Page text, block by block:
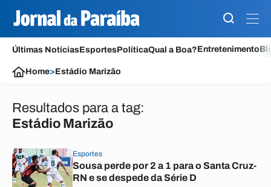
Últimas NotíciasEsportesPolíticaQual a Boa?Entretenimento
Home>Estádio Marizão
Resultados para a tag:
Estádio Marizão
Esportes
Sousa perde por 2 a 1 para o Santa Cruz-
RN e se despede da Série D